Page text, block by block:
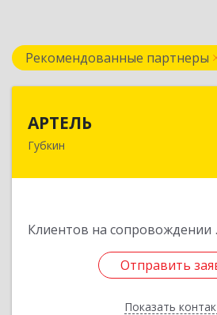
Рекомендованные партнеры
АРТЕЛЬ
Губкин
Клиентов на сопровождении
Отправить
Показать
309181, Белгородская
Отправить
Назад